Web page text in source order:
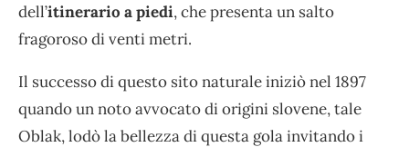
dell’itinerario a piedi, che presenta un salto
fragoroso di venti metri.
Il successo di questo sito naturale iniziò nel 1897
quando un noto avvocato di origini slovene, tale
Oblak, lodò la bellezza di questa gola invitando i